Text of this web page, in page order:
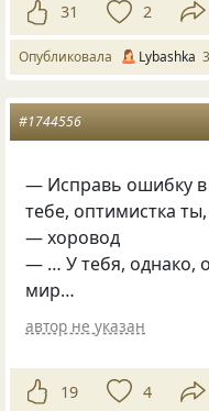
31 2
Опубликовала Lybashka
#1744556
— Исправь ошибку
тебе, оптимистка
— хоровод
— … У тебя, однако,
мир…
автор не указан
19 4